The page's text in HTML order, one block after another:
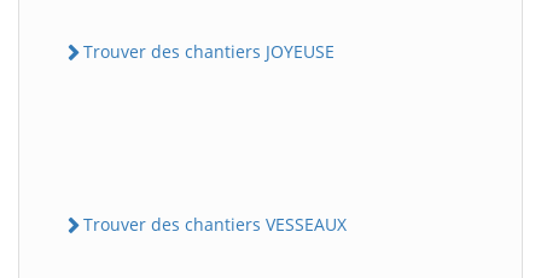
Trouver des chantiers JOYEUSE
Trouver des chantiers VESSEAUX